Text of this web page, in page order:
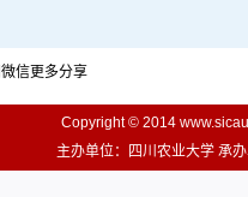
微信更多分享
Copyright © 2014
主办单位：四川农业大学 承